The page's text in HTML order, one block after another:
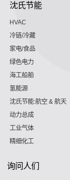
沈氏节能
HVAC
冷链/冷藏
家电/食品
绿色电力
海工船舶
氢能源
沈氏节能:航空 & 航天
动力总成
工业气体
精细化工
询问人们